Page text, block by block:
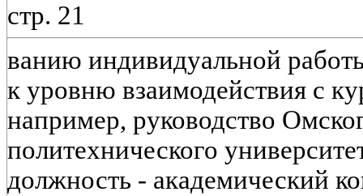
стр. 21
ванию индивидуальной
к уровню взаимодействия с
например, руководство
политехнического
должность - академический